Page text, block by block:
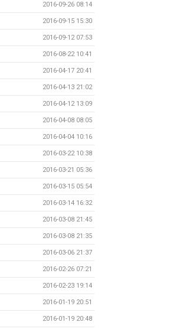
2016-09-26 08:14
2016-09-15 15:30
2016-09-12 07:53
2016-08-22 10:41
2016-04-17 20:41
2016-04-13 21:02
2016-04-12 13:09
2016-04-08 08:05
2016-04-04 10:16
2016-03-22 10:38
2016-03-21 05:36
2016-03-15 05:54
2016-03-14 16:32
2016-03-08 21:45
2016-03-08 21:35
2016-03-06 21:37
2016-02-26 07:21
2016-02-23 19:14
2016-01-19 20:51
2016-01-19 20:48